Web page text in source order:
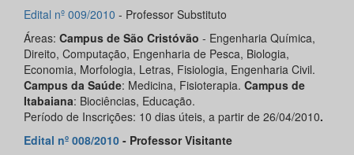
Edital nº 009/2010 - Professor Substituto
Áreas: Campus de São Cristóvão - Engenharia Química,
Direito, Computação, Engenharia de Pesca, Biologia,
Economia, Morfologia, Letras, Fisiologia, Engenharia Civil.
Campus da Saúde: Medicina, Fisioterapia. Campus de
Itabaiana: Biociências, Educação.
Período de Inscrições: 10 dias úteis, a partir de 26/04/2010.
Edital nº 008/2010 - Professor Visitante